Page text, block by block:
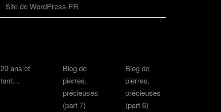
Site de WordPress-FR
20 ans et
tant…
Blog de
pierres,
précieuses
(part 7)
Blog de
pierres,
précieuses
(part 6)